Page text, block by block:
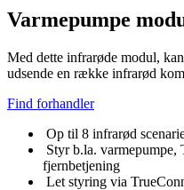
Varmepumpe
Med dette infrarøde modul,
udsende en række infrarød
Find forhandler
Op til 8 infrarød
Styr b.la. varmepumpe,
fjernbetjening
Let styring via